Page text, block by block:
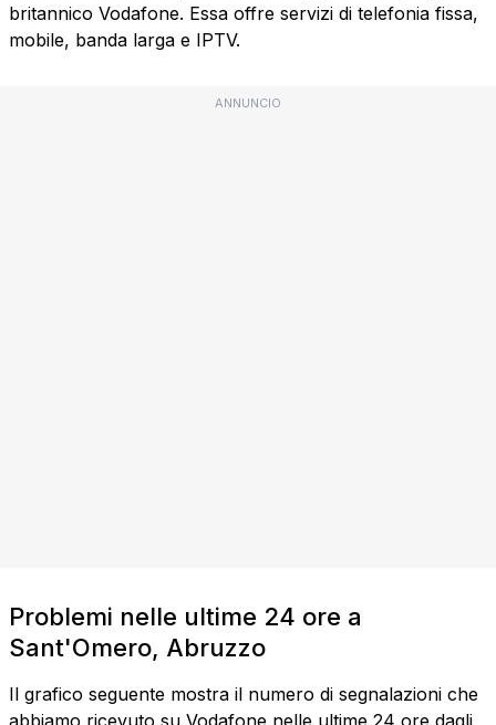
britannico Vodafone. Essa offre servizi di telefonia fissa,
mobile, banda larga e IPTV.
ANNUNCIO
Problemi nelle ultime 24 ore a
Sant'Omero, Abruzzo
Il grafico seguente mostra il numero di segnalazioni che